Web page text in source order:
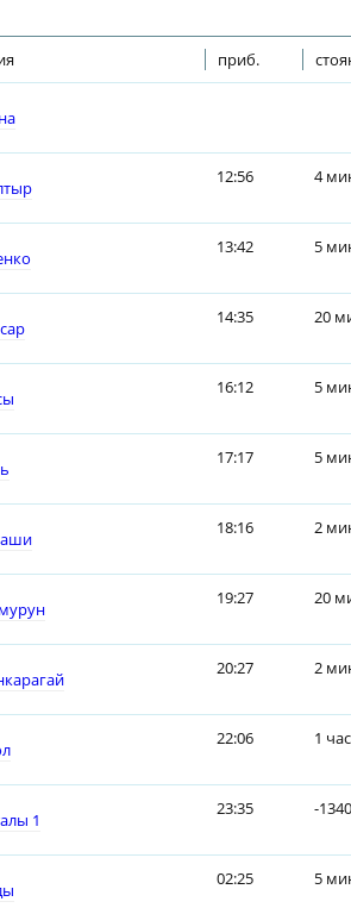
приб.
12:56 4
13:42 5
14:35 20
16:12 5
17:17 5
18:16 2
19:27 20
20:27 2
22:06 1
1
23:35 -1340
02:25 5